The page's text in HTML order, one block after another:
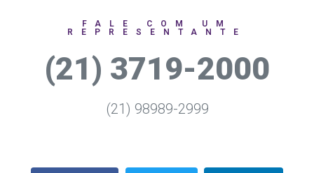
FALE COM UM
REPRESENTANTE
(21) 3719-2000
(21) 98989-2999